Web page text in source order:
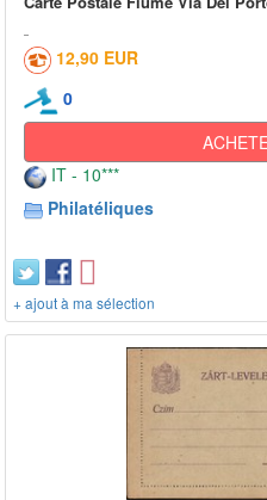
12,90 EUR
0
IT - 10***
Philatéliques
+ ajout à ma sélection